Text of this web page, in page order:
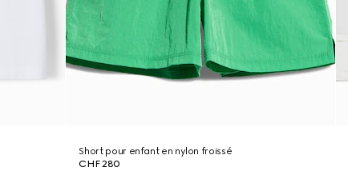
Short pour enfant en nylon froissé
CHF 280